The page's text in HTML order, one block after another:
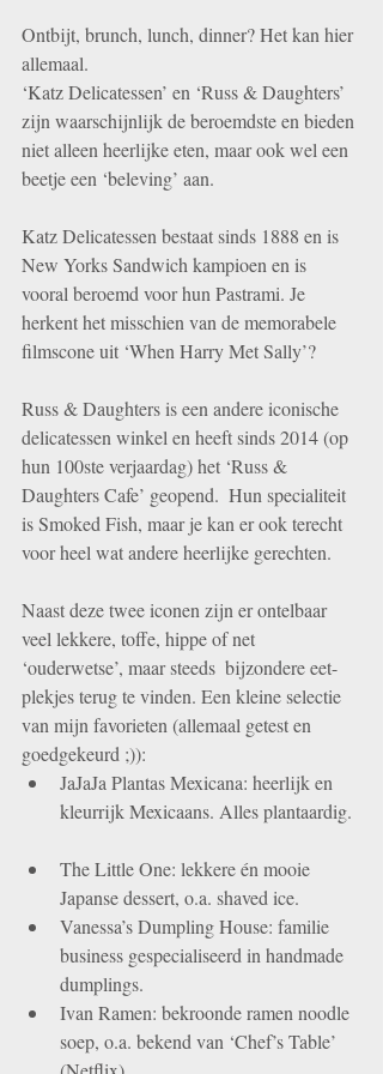
Ontbijt, brunch, lunch, dinner? Het kan hier
allemaal.
‘Katz Delicatessen’ en ‘Russ & Daughters’
zijn waarschijnlijk de beroemdste en bieden
niet alleen heerlijke eten, maar ook wel een
beetje een ‘beleving’ aan.
Katz Delicatessen bestaat sinds 1888 en is
New Yorks Sandwich kampioen en is
vooral beroemd voor hun Pastrami. Je
herkent het misschien van de memorabele
filmscone uit ‘When Harry Met Sally’?
Russ & Daughters is een andere iconische
delicatessen winkel en heeft sinds 2014 (op
hun 100ste verjaardag) het ‘Russ &
Daughters Cafe’ geopend.  Hun specialiteit
is Smoked Fish, maar je kan er ook terecht
voor heel wat andere heerlijke gerechten.
Naast deze twee iconen zijn er ontelbaar
veel lekkere, toffe, hippe of net
‘ouderwetse’, maar steeds  bijzondere eet-
plekjes terug te vinden. Een kleine selectie
van mijn favorieten (allemaal getest en
goedgekeurd ;)):
JaJaJa Plantas Mexicana: heerlijk en
kleurrijk Mexicaans. Alles plantaardig.
The Little One: lekkere én mooie
Japanse dessert, o.a. shaved ice.
Vanessa’s Dumpling House: familie
business gespecialiseerd in handmade
dumplings.
Ivan Ramen: bekroonde ramen noodle
soep, o.a. bekend van ‘Chef’s Table’